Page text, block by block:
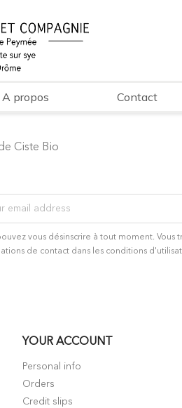
A propos Contact
Ciste Bio
vous désinscrire à tout moment. Vous
de contact dans les conditions
YOUR ACCOUNT
Personal info
Orders
Credit slips